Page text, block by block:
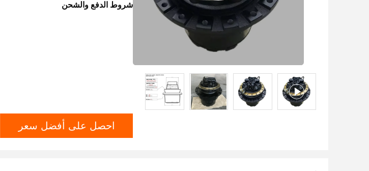
شروط الدفع والشحن
احصل على أفضل سعر